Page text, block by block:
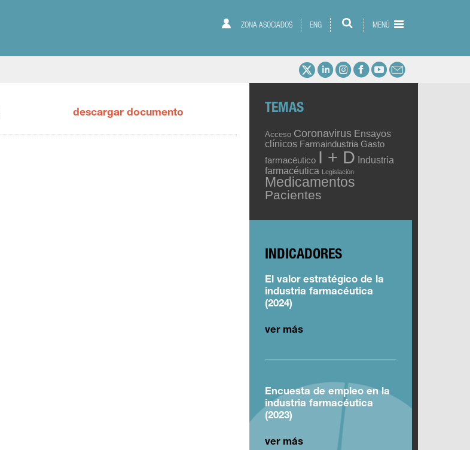
ZONA ASOCIADOS ENG MENÚ
descargar documento TEMAS
Acceso Coronavirus Ensayos
clínicos Farmaindustria Gasto
farmacéutico I + D Industria
farmacéutica Legislación
Medicamentos
Pacientes
INDICADORES
El valor estratégico de la
industria farmacéutica
(2024)
ver más
Encuesta de empleo en la
industria farmacéutica
(2023)
ver más